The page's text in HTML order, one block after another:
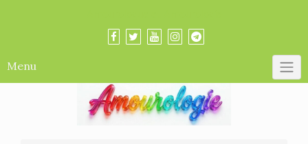
Menu